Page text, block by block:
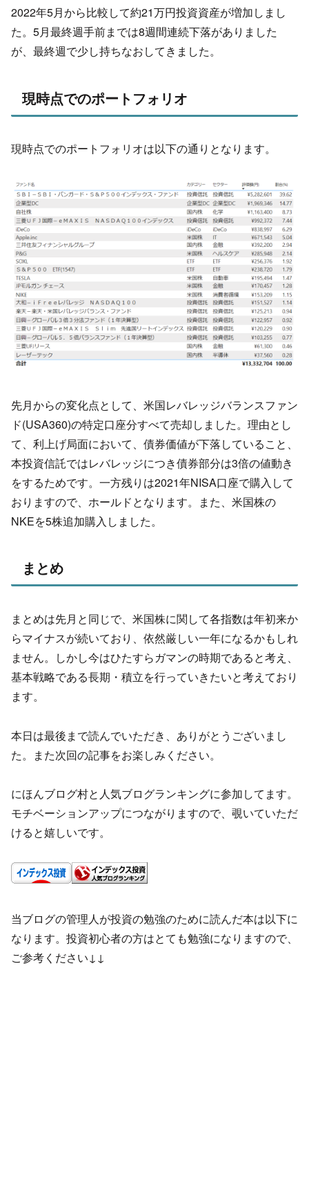
2022年5月から比較して約21万円投資資産が増加しまし
た。5月最終週手前までは8週間連続下落がありました
が、最終週で少し持ちなおしてきました。
現時点でのポートフォリオ
現時点でのポートフォリオは以下の通りとなります。
先月からの変化点として、米国レバレッジバランスファン
ド(USA360)の特定口座分すべて売却しました。理由とし
て、利上げ局面において、債券価値が下落していること、
本投資信託ではレバレッジにつき債券部分は3倍の値動き
をするためです。一方残りは2021年NISA口座で購入して
おりますので、ホールドとなります。また、米国株の
NKEを5株追加購入しました。
まとめ
まとめは先月と同じで、米国株に関して各指数は年初来か
らマイナスが続いており、依然厳しい一年になるかもしれ
ません。しかし今はひたすらガマンの時期であると考え、
基本戦略である長期・積立を行っていきたいと考えており
ます。
本日は最後まで読んでいただき、ありがとうございまし
た。また次回の記事をお楽しみください。
にほんブログ村と人気ブログランキングに参加してます。
モチベーションアップにつながりますので、覗いていただ
けると嬉しいです。
当ブログの管理人が投資の勉強のために読んだ本は以下に
なります。投資初心者の方はとても勉強になりますので、
ご参考ください↓↓